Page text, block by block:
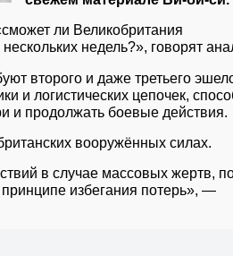
ли Великобритания
недель?», говорят
второго и даже третьего
и логистических цепочек,
и продолжать боевые действия.
вооружённых силах.
в случае массовых жертв,
избегания потерь», —